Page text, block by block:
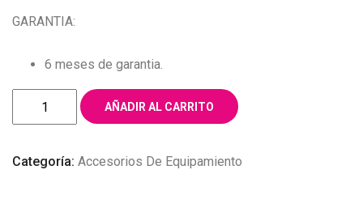
GARANTIA:
6 meses de garantia.
LAMPARA
UV
ESTERILIZADORA
AÑADIR AL CARRITO
Categoría: Accesorios De Equipamiento